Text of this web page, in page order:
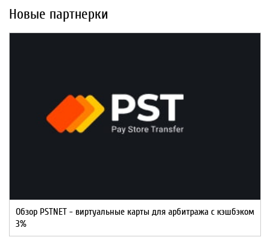
Новые партнерки
Обзор PSTNET - виртуальные карты для арбитража с кэшбэком
3%